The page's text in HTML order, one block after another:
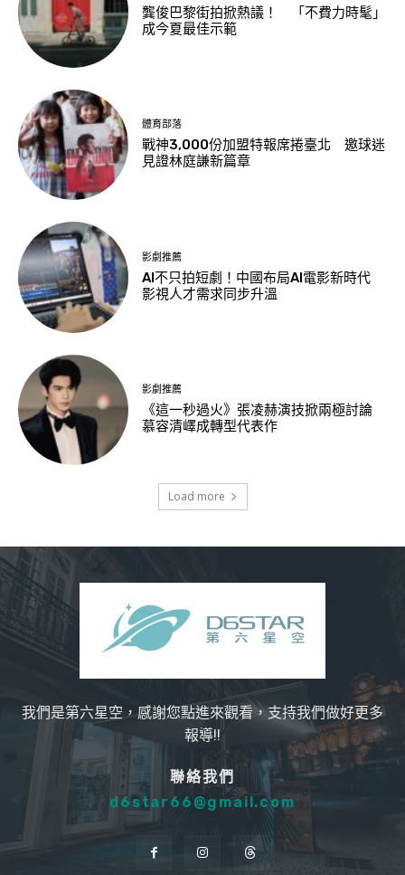
龔俊巴黎街拍掀熱議！ 「不費力時髦」
成今夏最佳示範
體育部落
戰神3,000份加盟特報席捲臺北 邀球迷
見證林庭謙新篇章
影劇推薦
AI不只拍短劇！中國布局AI電影新時代
影視人才需求同步升溫
影劇推薦
《這一秒過火》張凌赫演技掀兩極討論
慕容清嶧成轉型代表作
Load more
我們是第六星空，感謝您點進來觀看，支持我們做好更多
報導!!
聯絡我們
d6star66@gmail.com